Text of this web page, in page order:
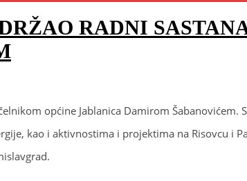
RADNI
općine Jablanica Damirom
kao i aktivnostima i projektima na Risovcu i